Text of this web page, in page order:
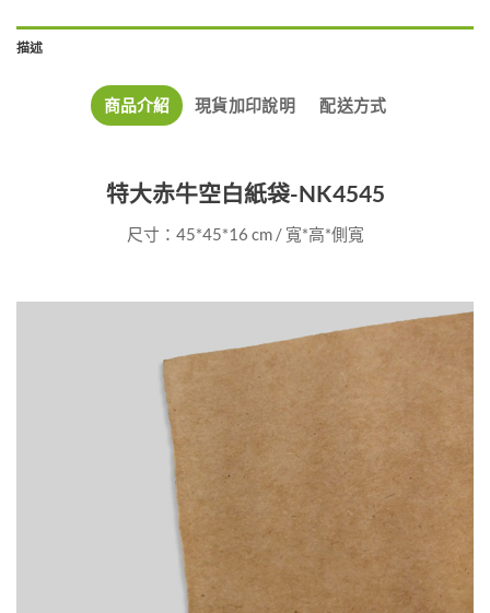
描述
商品介紹 現貨加印說明 配送方式
特大赤牛空白紙袋-NK4545
尺寸：45*45*16 cm / 寬*高*側寬